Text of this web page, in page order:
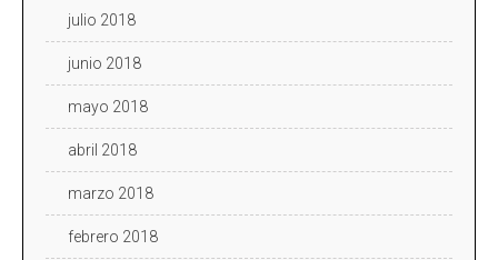
julio 2018
junio 2018
mayo 2018
abril 2018
marzo 2018
febrero 2018